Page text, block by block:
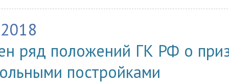
ряд положений ГК РФ о
постройками